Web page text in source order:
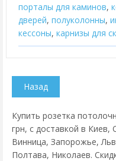
порталы для каминов,
дверей, полуколонны,
кессоны, карнизы для
Купить розетка
грн, с доставкой в Киев,
Винница, Запорожье,
Полтава, Николаев.